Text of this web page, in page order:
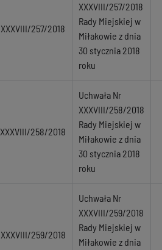
XXXVIII/257/2018
XXXVIII/257/2018
Rady Miejskiej w
Miłakowie z dnia
30 stycznia 2018
roku
XXXVIII/258/2018
Uchwała Nr
XXXVIII/258/2018
Rady Miejskiej w
Miłakowie z dnia
30 stycznia 2018
roku
XXXVIII/259/2018
Uchwała Nr
XXXVIII/259/2018
Rady Miejskiej w
Miłakowie z dnia